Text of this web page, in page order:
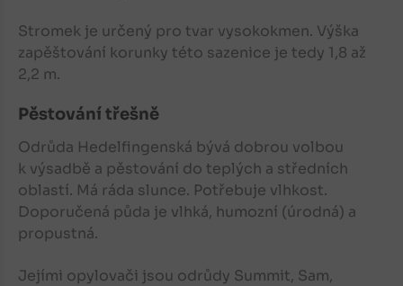
Stromek je určený pro tvar vysokokmen. Výška
zapěštování korunky této sazenice je tedy 1,8 až
2,2 m.
Pěstování třešně
Odrůda Hedelfingenská bývá dobrou volbou
k výsadbě a pěstování do teplých a středních
oblastí. Má ráda slunce. Potřebuje vlhkost.
Doporučená půda je vlhká, humozní (úrodná) a
propustná.
Jejími opylovači jsou odrůdy Summit, Sam,